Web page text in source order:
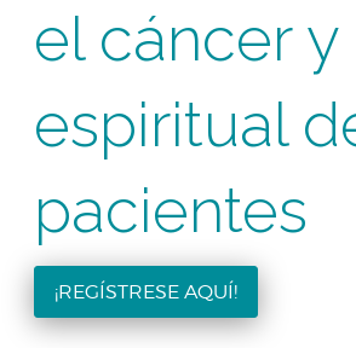
el cáncer y
espiritual
pacientes
¡REGÍSTRESE AQUÍ!